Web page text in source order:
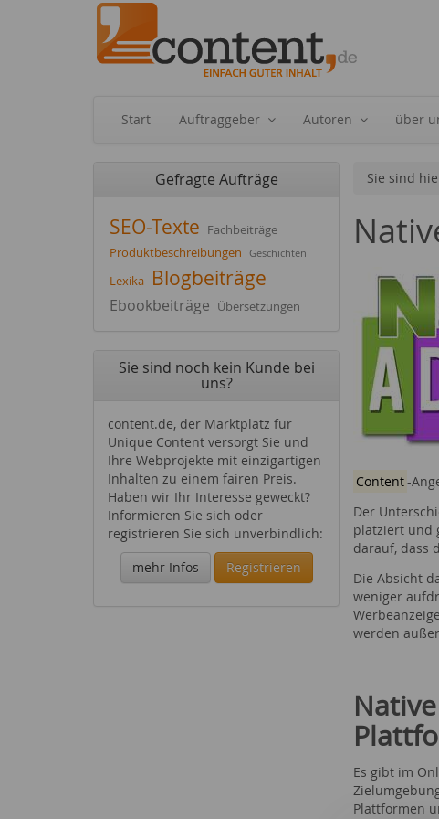
Start Auftraggeber Autoren über
Gefragte Aufträge
SEO-Texte Fachbeiträge
Produktbeschreibungen
Geschichten
Lexika Blogbeiträge
Ebookbeiträge Übersetzungen
Sie sind noch kein Kunde bei
uns?
content.de, der Marktplatz für
Unique Content versorgt Sie und
Ihre Webprojekte mit einzigartigen
Inhalten zu einem fairen Preis.
Haben wir Ihr Interesse geweckt?
Informieren Sie sich oder
registrieren Sie sich unverbindlich:
mehr Infos
Registrieren
Sie sind
Content-
Der
platziert und
darauf, dass
Die Absicht
weniger
werden
Es gibt im
Plattformen